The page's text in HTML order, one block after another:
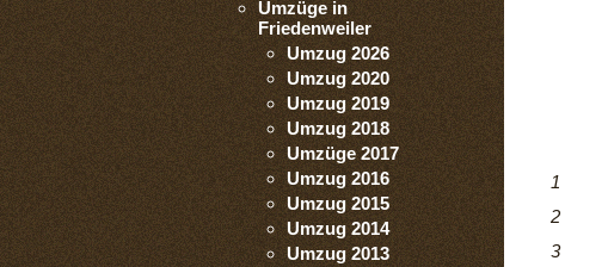
Umzüge in
Friedenweiler
Umzug 2026
Umzug 2020
Umzug 2019
Umzug 2018
Umzüge 2017
Umzug 2016
Umzug 2015
Umzug 2014
Umzug 2013
1
2
3